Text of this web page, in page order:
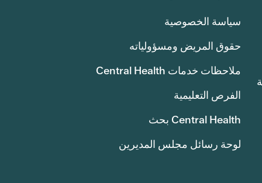
سياسة الخصوصية
حقوق المريض ومسؤولياته
ملاحظات خدمات Central Health
الفرص التعليمية
Central Health بحث
لوحة رسائل مجلس المديرين